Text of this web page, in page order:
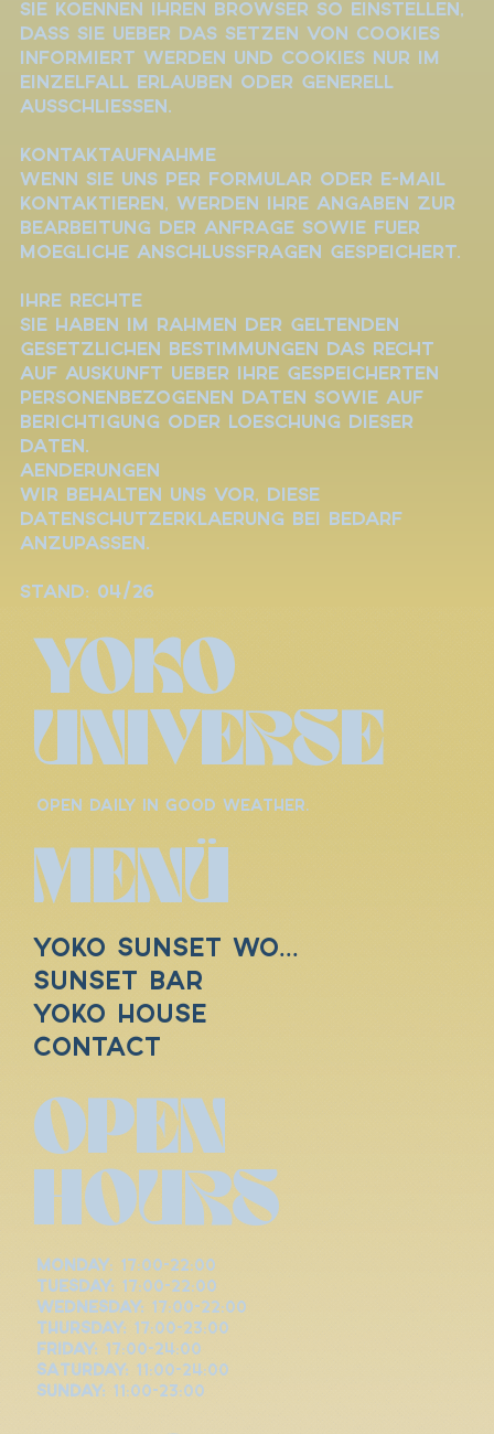
Sie koennen Ihren Browser so einstellen,
dass Sie ueber das Setzen von Cookies
informiert werden und Cookies nur im
Einzelfall erlauben oder generell
ausschliessen.
Kontaktaufnahme
Wenn Sie uns per Formular oder E-Mail
kontaktieren, werden Ihre Angaben zur
Bearbeitung der Anfrage sowie fuer
moegliche Anschlussfragen gespeichert.
Ihre Rechte
Sie haben im Rahmen der geltenden
gesetzlichen Bestimmungen das Recht
auf Auskunft ueber Ihre gespeicherten
personenbezogenen Daten sowie auf
Berichtigung oder Loeschung dieser
Daten.
Aenderungen
Wir behalten uns vor, diese
Datenschutzerklaerung bei Bedarf
anzupassen.
Stand: 04/26
YOKO
UNIVERSE
OPEN DAILY IN GOOD WEATHER.
MENÜ
YOKO SUNSET WORLD
SUNSET BAR
YOKO HOUSE
Contact
OPEN
HOURS
Monday: 17:00-22:00
Tuesday: 17:00-22:00
Wednesday: 17:00-22:00
Thursday: 17:00-23:00
Friday: 17:00-24:00
Saturday: 11:00-24:00
Sunday: 11:00-23:00